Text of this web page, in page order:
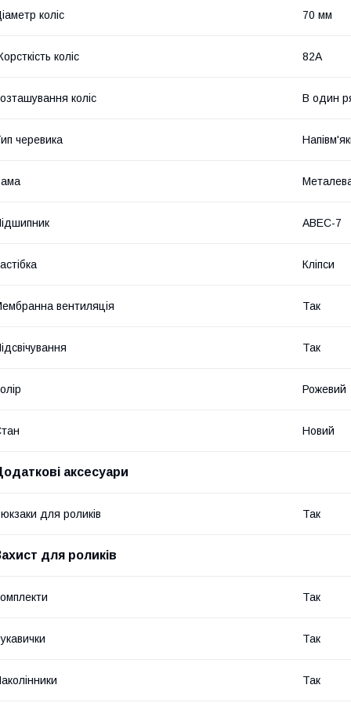
коліс 70 мм
коліс 82А
коліс В один
черевика
ABEC-7
Кліпси
вентиляція Так
Так
Рожевий
Новий
аксесуари
для роликів Так
для роликів
Так
Так
Так